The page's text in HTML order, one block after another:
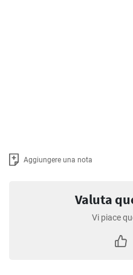
Aggiungere una nota
Valuta
Vi piace